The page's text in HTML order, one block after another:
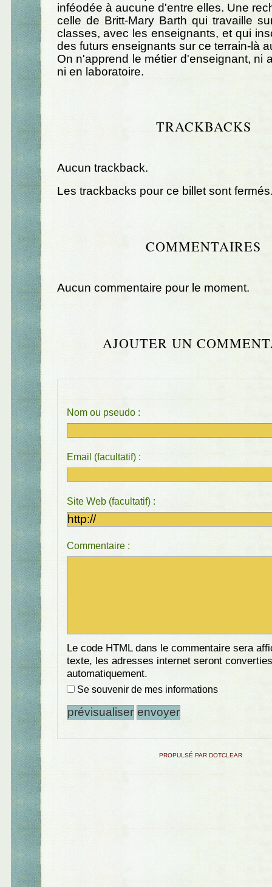
inféodée à aucune d'entre elles. Une
celle de Britt-Mary Barth qui travaille
classes, avec les enseignants, et qui
des futurs enseignants sur ce terrain-là
On n'apprend le métier d'enseignant, ni
ni en laboratoire.
TRACKBACKS
Aucun trackback.
Les trackbacks pour ce billet sont
COMMENTAIRES
Aucun commentaire pour le moment.
AJOUTER UN
Nom ou pseudo :
Email (facultatif) :
Site Web (facultatif) :
Commentaire :
Le code HTML dans le commentaire sera
texte, les adresses internet seront converties
automatiquement.
Se souvenir de mes informations
PROPULSÉ PAR DOTCLEAR